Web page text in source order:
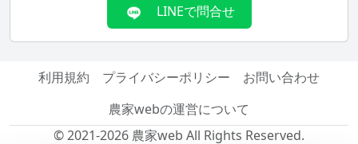
LINEで問合せ
利用規約 プライバシーポリシー
お問い合わせ
農家webの運営について
© 2021-2026 農家web All Rights Reserved.